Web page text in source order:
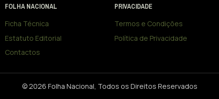
FOLHA NACIONAL
Ficha Técnica
Estatuto Editorial
Contactos
PRIVACIDADE
Termos e Condições
Política de Privacidade
© 2026 Folha Nacional, Todos os Direitos Reservados